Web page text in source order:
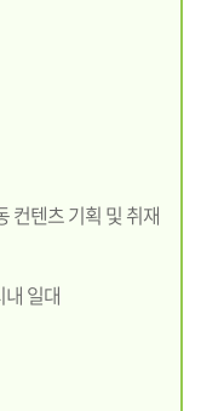
컨텐츠 기획 및 취재
일대